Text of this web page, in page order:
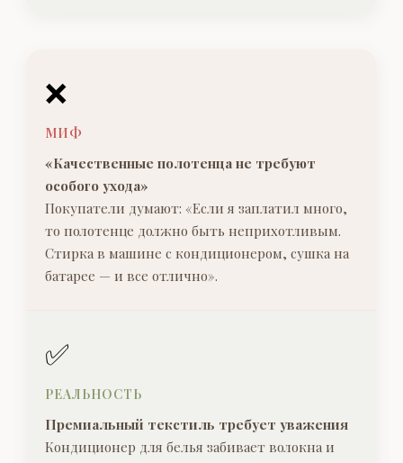
❌
МИФ
«Качественные полотенца не требуют
особого ухода»
Покупатели думают: «Если я заплатил много,
то полотенце должно быть неприхотливым.
Стирка в машине с кондиционером, сушка на
батарее — и все отлично».
✅
РЕАЛЬНОСТЬ
Премиальный текстиль требует уважения
Кондиционер для белья забивает волокна и